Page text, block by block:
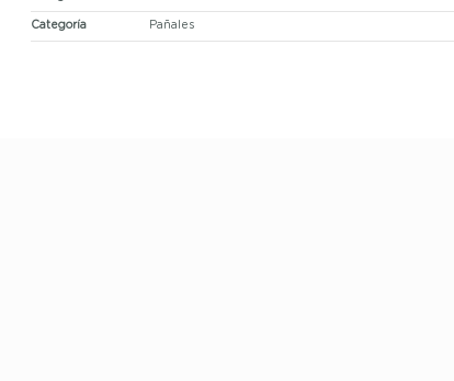
Categoría Pañales